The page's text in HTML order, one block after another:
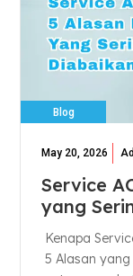
Blog
May 20, 2026
Service
yang
Kenapa
5 Alasan